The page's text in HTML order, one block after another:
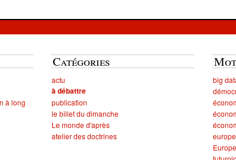
à long
Catégories
actu
à débattre
publication
le billet du dimanche
Le monde d'après
atelier des doctrines
big
europe
Europe